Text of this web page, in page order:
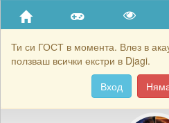
Ти си ГОСТ в момента. Влез в
ползваш всички екстри в Djagi.
Вход
Приятели
Хронология на игри